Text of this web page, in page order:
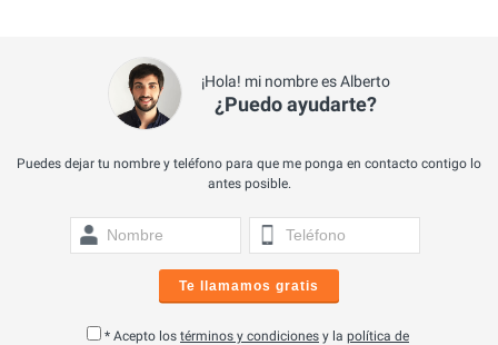
¡Hola! mi nombre es Alberto
¿Puedo ayudarte?
Puedes dejar tu nombre y teléfono para que me ponga en contacto contigo lo
antes posible.
Te llamamos gratis
* Acepto los términos y condiciones y la política de